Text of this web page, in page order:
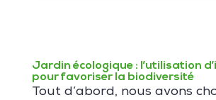
Jardin écologique : l’utilisation
pour favoriser la biodiversité
Tout d’abord, nous avons